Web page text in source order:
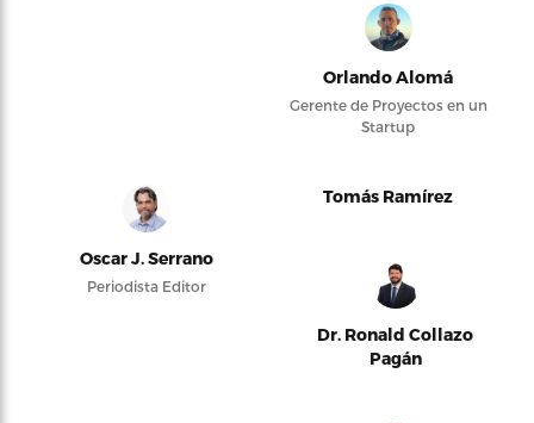
Orlando Alomá
Gerente de Proyectos en un
Startup
Oscar J. Serrano
Periodista Editor
Tomás Ramírez
Dr. Ronald Collazo
Pagán